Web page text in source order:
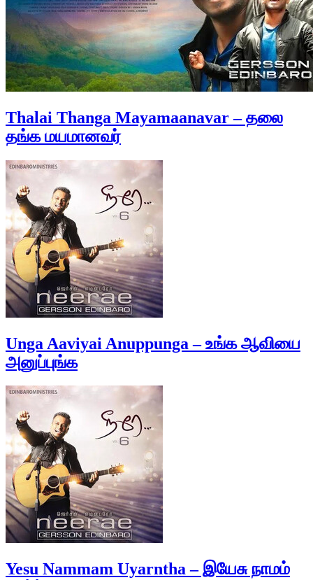
Thalai Thanga Mayamaanavar – தலை
தங்க மயமானவர்
Unga Aaviyai Anuppunga – உங்க ஆவியை
அனுப்புங்க
Yesu Nammam Uyarntha – இயேசு நாமம்